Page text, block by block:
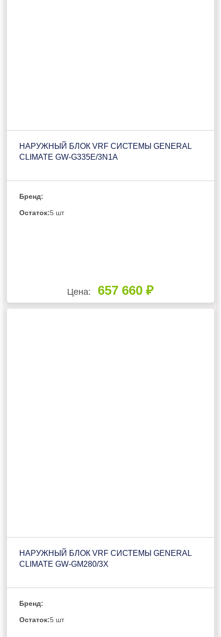
НАРУЖНЫЙ БЛОК VRF СИСТЕМЫ GENERAL
CLIMATE GW-G335E/3N1A
Бренд:
Остаток:5 шт
Цена: 657 660 ₽
НАРУЖНЫЙ БЛОК VRF СИСТЕМЫ GENERAL
CLIMATE GW-GM280/3X
Бренд:
Остаток:5 шт